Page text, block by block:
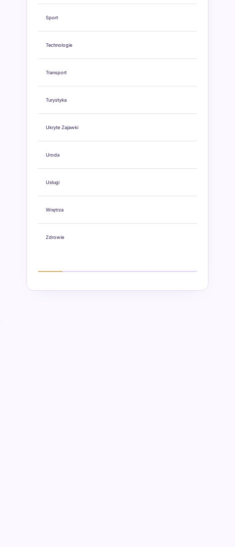
Sport
Technologie
Transport
Turystyka
Ukryte Zajawki
Uroda
Usługi
Wnętrza
Zdrowie